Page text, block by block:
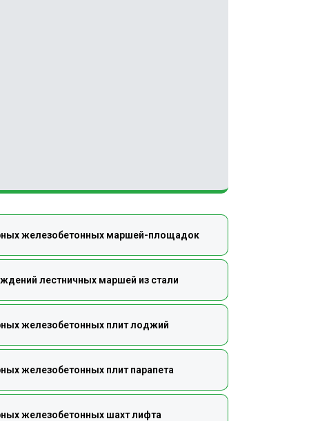
железобетонных маршей-площадок
лестничных маршей из стали
железобетонных плит лоджий
железобетонных плит парапета
железобетонных шахт лифта